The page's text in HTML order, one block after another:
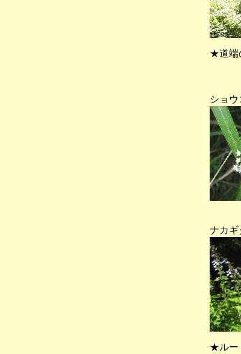
★道端
？
ショウ
ア
ナカギ
★ルー